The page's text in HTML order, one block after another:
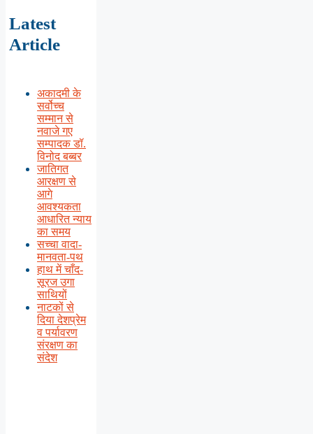
Latest
Article
अकादमी के
सर्वोच्च
सम्मान से
नवाजे गए
सम्पादक डॉ.
विनोद बब्बर
जातिगत
आरक्षण से
आगे
आवश्यकता
आधारित न्याय
का समय
सच्चा वादा-
मानवता-पथ
हाथ में चाँद-
सूरज उगा
साथियों
नाटकों से
दिया देशप्रेम
व पर्यावरण
संरक्षण का
संदेश